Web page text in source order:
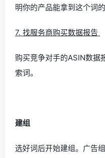
明你的产品能拿到这个词的
7. 找服务商购买数据报告
购买竞争对手的ASIN数据
索词。
建组
选好词后开始建组。广告